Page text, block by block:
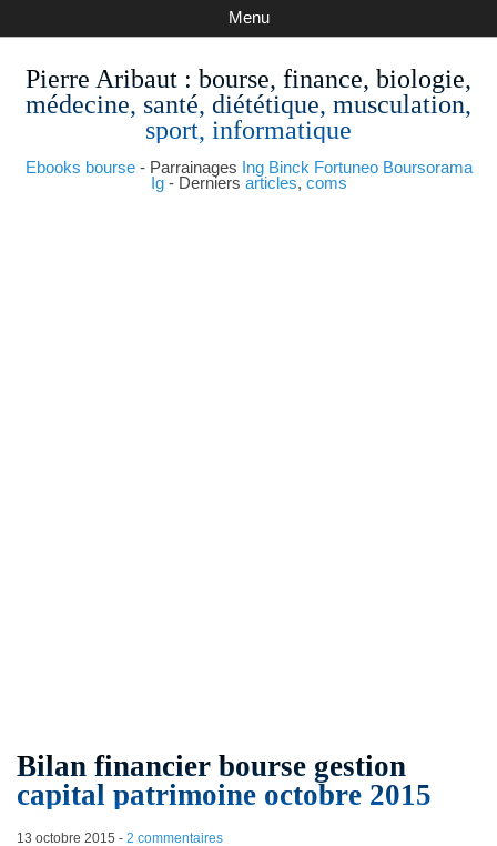
Pierre Aribaut : bourse, finance, biologie,
médecine, santé, diététique, musculation,
sport, informatique
Ebooks bourse- Parrainages Ing Binck Fortuneo Boursorama
Ig- Derniers articles, coms
Menu
Bilan financier bourse gestion
capital patrimoine octobre 2015
13 octobre 2015 - 2 commentaires